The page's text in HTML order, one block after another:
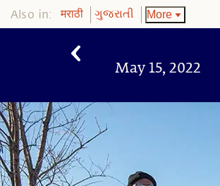
Also in: मराठी ગુજરાતી More
May 15, 2022